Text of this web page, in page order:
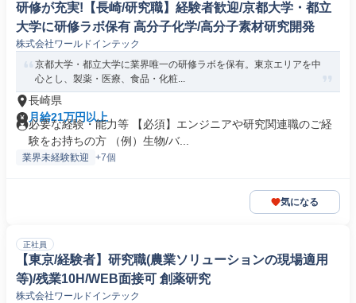
研修が充実!【長崎/研究職】経験者歓迎/京都大学・都立
大学に研修ラボ保有 高分子化学/高分子素材研究開発
株式会社ワールドインテック
京都大学・都立大学に業界唯一の研修ラボを保有。東京エリアを中
心とし、製薬・医療、食品・化粧...
長崎県
月給21万円以上
必要な経験・能力等 【必須】エンジニアや研究関連職のご経
験をお持ちの方 （例）生物/バ...
業界未経験歓迎 +7個
気になる
正社員
【東京/経験者】研究職(農業ソリューションの現場適用
等)/残業10H/WEB面接可 創薬研究
株式会社ワールドインテック